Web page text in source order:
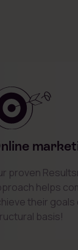
proven
helps
their goals
basis!